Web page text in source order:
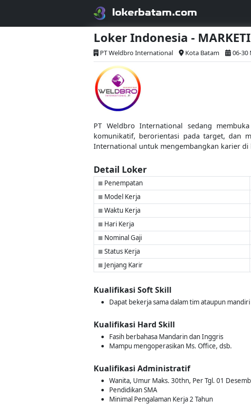
lokerbatam.com
Loker Indonesia -
PT Weldbro International Kota Batam 06-30
PT Weldbro International sedang
komunikatif, berorientasi pada target, dan
International untuk mengembangkan karier
Detail Loker
■ Penempatan
■ Model Kerja
■ Waktu Kerja
■ Hari Kerja
■ Nominal Gaji
■ Status Kerja
■ Jenjang Karir
Kualifikasi Soft Skill
Dapat bekerja sama dalam tim ataupun mandiri
Kualifikasi Hard Skill
Fasih berbahasa Mandarin dan Inggris
Mampu mengoperasikan Ms. Office, dsb.
Kualifikasi Administratif
Wanita, Umur Maks. 30thn, Per Tgl. 01
Pendidikan SMA
Minimal Pengalaman Kerja 2 Tahun